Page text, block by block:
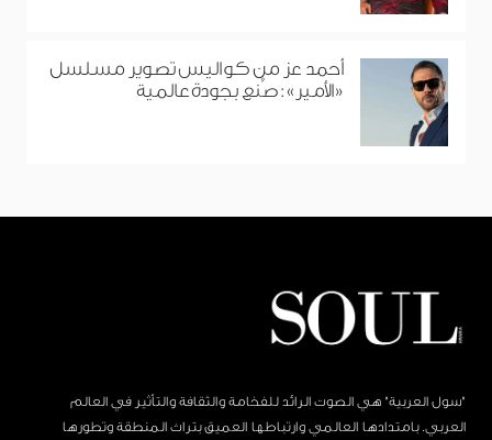
أحمد عز من كواليس تصوير مسلسل
«الأمير»: صُنع بجودة عالمية
"سول العربية" هي الصوت الرائد للفخامة والثقافة والتأثير في العالم
العربي. بامتدادها العالمي وارتباطها العميق بتراث المنطقة وتطورها